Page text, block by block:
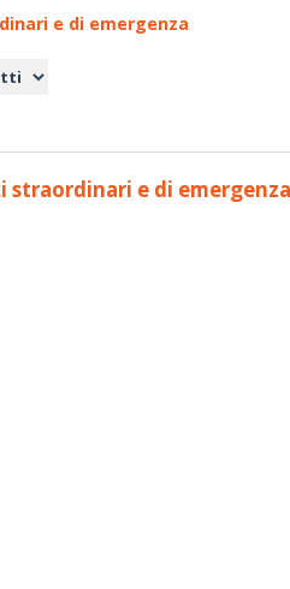
e di emergenza
straordinari e di emergenza